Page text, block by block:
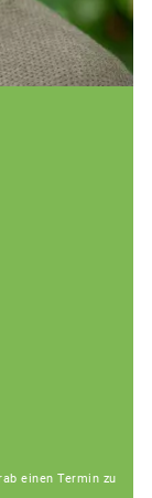
einen Termin zu